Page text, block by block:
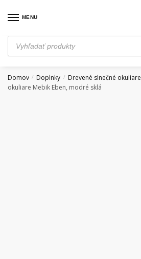
MENU
Products
search
Domov / Doplnky / Drevené slnečné okuliare
okuliare Mebik Eben, modré sklá